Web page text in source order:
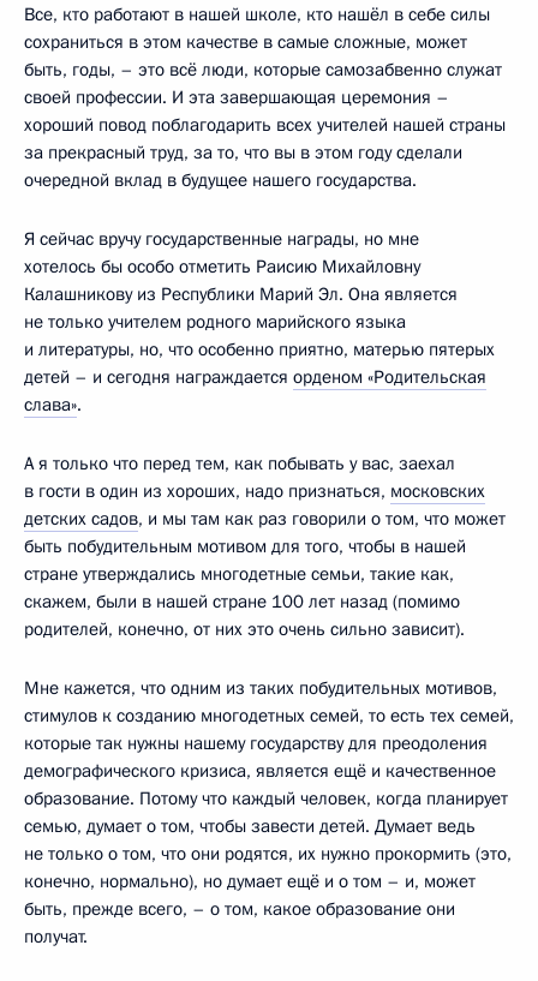
Все, кто работают в нашей школе, кто нашёл в себе силы
сохраниться в этом качестве в самые сложные, может
быть, годы, – это всё люди, которые самозабвенно служат
своей профессии. И эта завершающая церемония –
хороший повод поблагодарить всех учителей нашей страны
за прекрасный труд, за то, что вы в этом году сделали
очередной вклад в будущее нашего государства.
Я сейчас вручу государственные награды, но мне
хотелось бы особо отметить Раисию Михайловну
Калашникову из Республики Марий Эл. Она является
не только учителем родного марийского языка
и литературы, но, что особенно приятно, матерью пятерых
детей – и сегодня награждается орденом «Родительская
слава».
А я только что перед тем, как побывать у вас, заехал
в гости в один из хороших, надо признаться, московских
детских садов, и мы там как раз говорили о том, что может
быть побудительным мотивом для того, чтобы в нашей
стране утверждались многодетные семьи, такие как,
скажем, были в нашей стране 100 лет назад (помимо
родителей, конечно, от них это очень сильно зависит).
Мне кажется, что одним из таких побудительных мотивов,
стимулов к созданию многодетных семей, то есть тех семей,
которые так нужны нашему государству для преодоления
демографического кризиса, является ещё и качественное
образование. Потому что каждый человек, когда планирует
семью, думает о том, чтобы завести детей. Думает ведь
не только о том, что они родятся, их нужно прокормить (это,
конечно, нормально), но думает ещё и о том – и, может
быть, прежде всего, – о том, какое образование они
получат.